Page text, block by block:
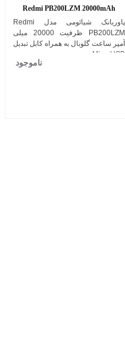
Redmi PB200LZM 20000mAh
پاوربانک شیائومی مدل Redmi
PB200LZM ظرفیت 20000 میلی
آمپر ساعت گلوبال به همراه کابل تبدیل
MicroUSB
ناموجود